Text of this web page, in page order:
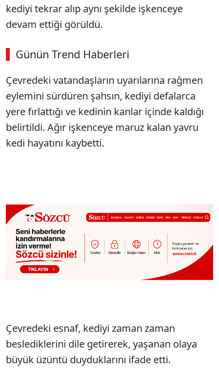
kediyi tekrar alıp aynı şekilde işkenceye
devam ettiği görüldü.
Günün Trend Haberleri
Çevredeki vatandaşların uyarılarına rağmen
eylemini sürdüren şahsın, kediyi defalarca
yere fırlattığı ve kedinin kanlar içinde kaldığı
belirtildi. Ağır işkenceye maruz kalan yavru
kedi hayatını kaybetti.
Çevredeki esnaf, kediyi zaman zaman
beslediklerini dile getirerek, yaşanan olaya
büyük üzüntü duyduklarını ifade etti.